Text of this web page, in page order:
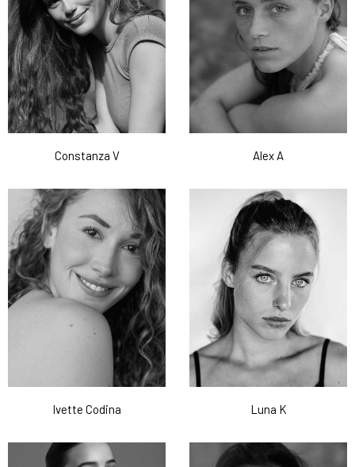
Constanza V Alex A
Ivette Codina Luna K